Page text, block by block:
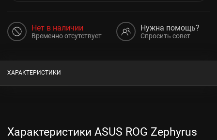
Нет в наличии
Временно отсутствует
Нужна помощь?
Спросить совет
ХАРАКТЕРИСТИКИ
Характеристики ASUS ROG Zephyrus